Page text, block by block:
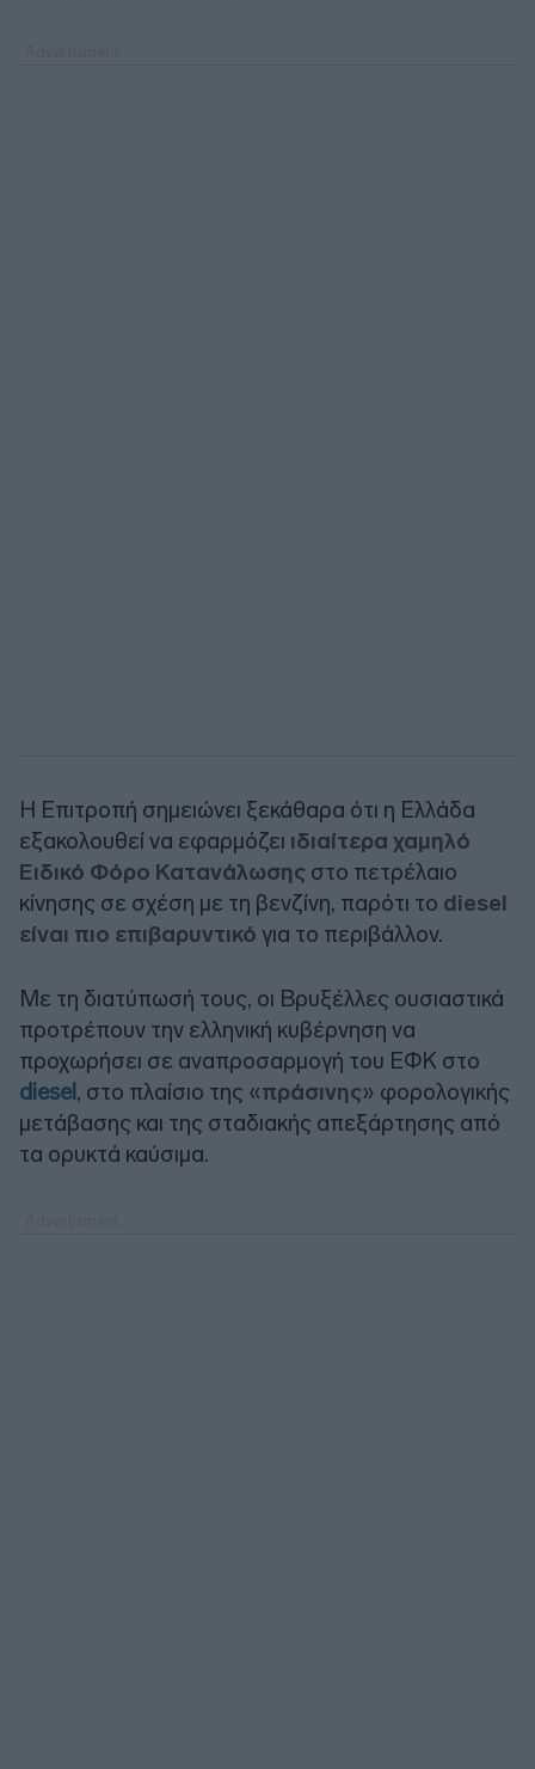
Η Επιτροπή σημειώνει ξεκάθαρα ότι η Ελλάδα
εξακολουθεί να εφαρμόζει ιδιαίτερα χαμηλό
Ειδικό Φόρο Κατανάλωσης στο πετρέλαιο
κίνησης σε σχέση με τη βενζίνη, παρότι το diesel
είναι πιο επιβαρυντικό για το περιβάλλον.
Με τη διατύπωσή τους, οι Βρυξέλλες ουσιαστικά
προτρέπουν την ελληνική κυβέρνηση να
προχωρήσει σε αναπροσαρμογή του ΕΦΚ στο
diesel, στο πλαίσιο της «πράσινης» φορολογικής
μετάβασης και της σταδιακής απεξάρτησης από
τα ορυκτά καύσιμα.